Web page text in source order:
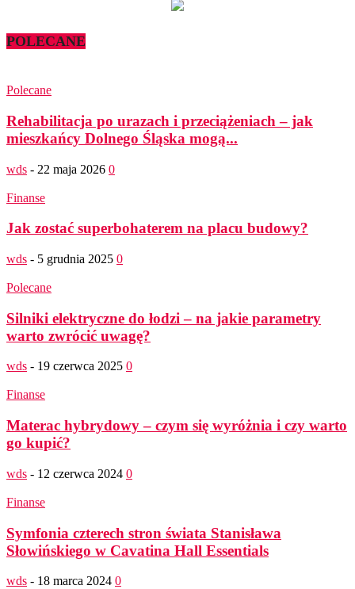
POLECANE
Polecane
Rehabilitacja po urazach i przeciążeniach – jak
mieszkańcy Dolnego Śląska mogą...
wds - 22 maja 2026 0
Finanse
Jak zostać superbohaterem na placu budowy?
wds - 5 grudnia 2025 0
Polecane
Silniki elektryczne do łodzi – na jakie parametry
warto zwrócić uwagę?
wds - 19 czerwca 2025 0
Finanse
Materac hybrydowy – czym się wyróżnia i czy warto
go kupić?
wds - 12 czerwca 2024 0
Finanse
Symfonia czterech stron świata Stanisława
Słowińskiego w Cavatina Hall Essentials
wds - 18 marca 2024 0